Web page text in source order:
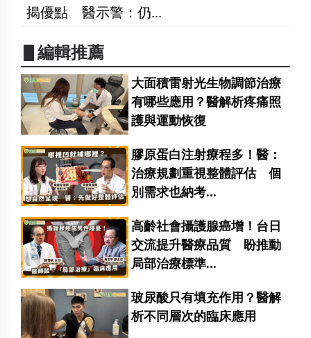
揭優點 醫示警：仍...
▋編輯推薦
大面積雷射光生物調節治療
有哪些應用？醫解析疼痛照
護與運動恢復
膠原蛋白注射療程多！醫：
治療規劃重視整體評估 個
別需求也納考...
高齡社會攝護腺癌增！台日
交流提升醫療品質 盼推動
局部治療標準...
玻尿酸只有填充作用？醫解
析不同層次的臨床應用